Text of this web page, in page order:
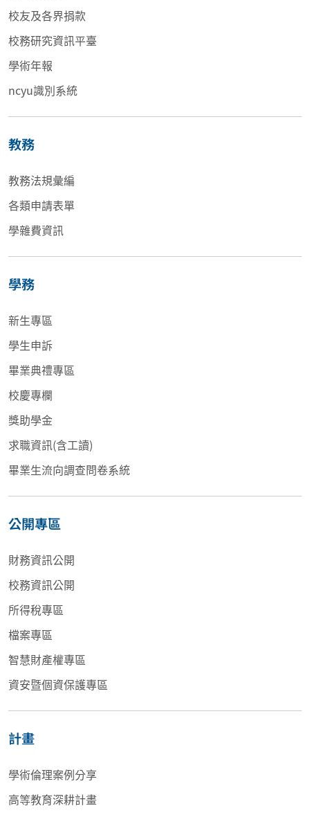
校友及各界捐款
校務研究資訊平臺
學術年報
ncyu識別系統
教務
教務法規彙編
各類申請表單
學雜費資訊
學務
新生專區
學生申訴
畢業典禮專區
校慶專欄
獎助學金
求職資訊(含工讀)
畢業生流向調查問卷系統
公開專區
財務資訊公開
校務資訊公開
所得稅專區
檔案專區
智慧財產權專區
資安暨個資保護專區
計畫
學術倫理案例分享
高等教育深耕計畫